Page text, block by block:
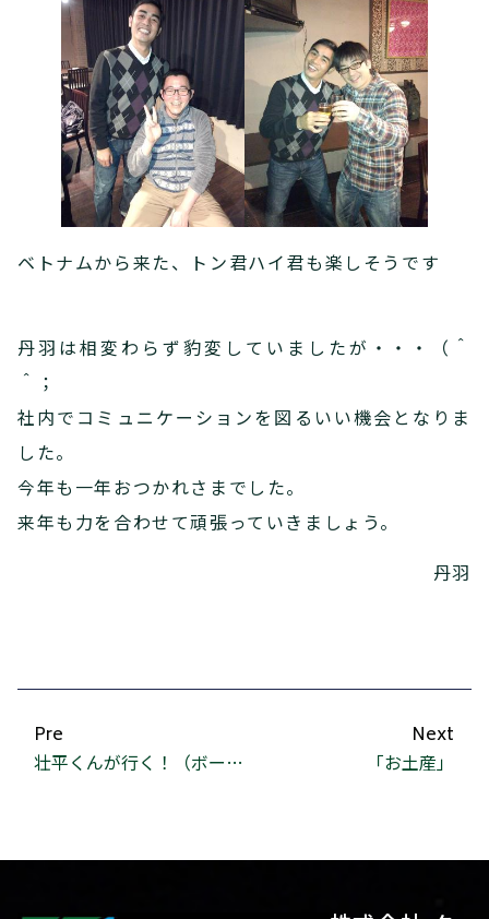
ベトナムから来た、トン君ハイ君も楽しそうです
丹羽は相変わらず豹変していましたが・・・（＾
＾；
社内でコミュニケーションを図るいい機会となりま
した。
今年も一年おつかれさまでした。
来年も力を合わせて頑張っていきましょう。
丹羽
Pre
壮平くんが行く！（ボート編）
Next
「お土産」